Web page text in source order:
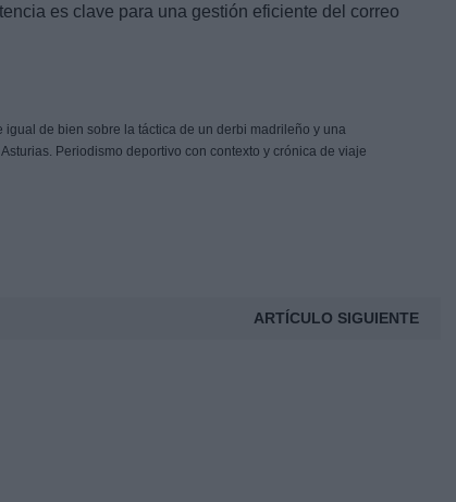
es clave para una gestión eficiente del correo
igual de bien sobre la táctica de un derbi madrileño y una
Periodismo deportivo con contexto y crónica de viaje
ARTÍCULO SIGUIENTE